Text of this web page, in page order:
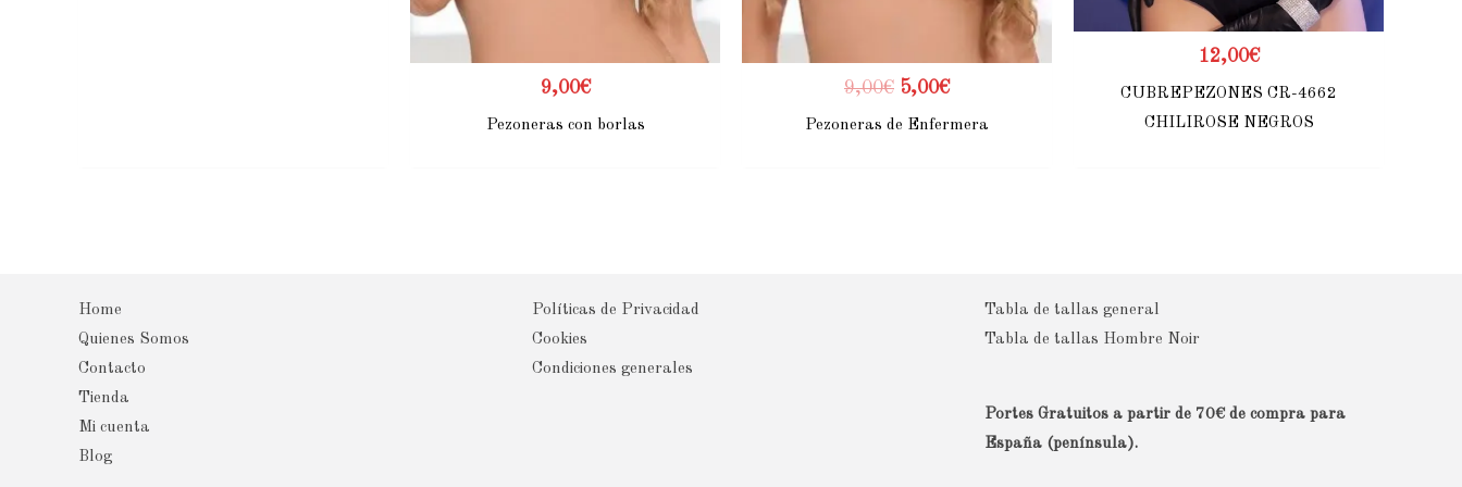
9,00€
Pezoneras con borlas
9,00€ 5,00€
Pezoneras de Enfermera
12,00€
CUBREPEZONES CR-4662
CHILIROSE NEGROS
Home
Quienes Somos
Contacto
Tienda
Mi cuenta
Blog
Políticas de Privacidad
Cookies
Condiciones generales
Tabla de tallas general
Tabla de tallas Hombre Noir
Portes Gratuitos a partir de 70€ de compra para
España (península).